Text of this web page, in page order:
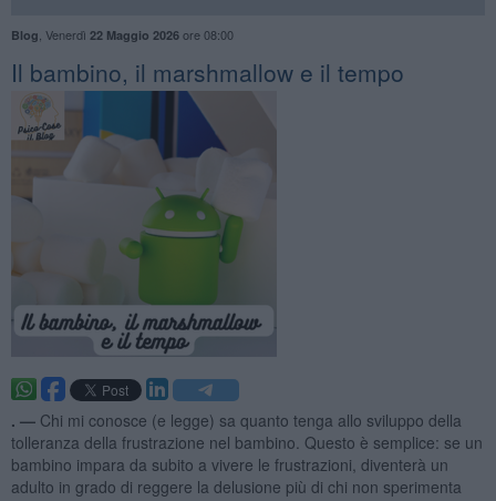
Blog Venerdì 22 Maggio 2026ore 08:00
Il bambino, il marshmallow e il tempo
. — Chi mi conosce (e legge) sa quanto tenga allo sviluppo della
tolleranza della frustrazione nel bambino. Questo è semplice: se un
bambino impara da subito a vivere le frustrazioni, diventerà un
adulto in grado di reggere la delusione più di chi non sperimenta